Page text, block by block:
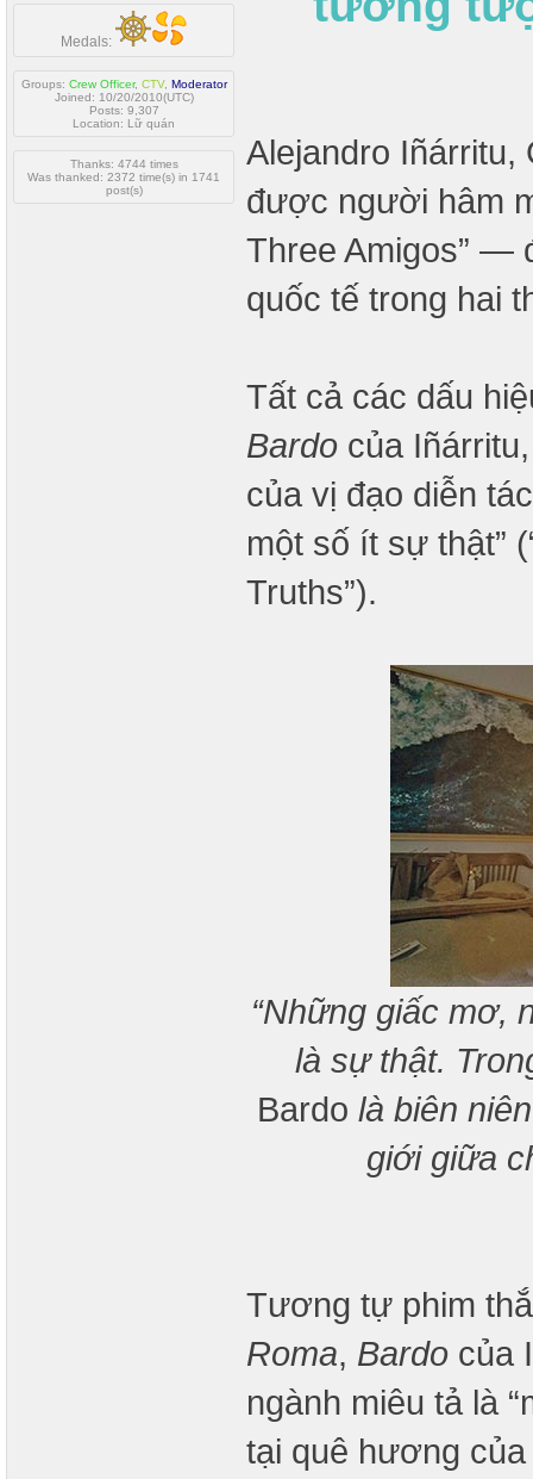
Medals:
Groups: Crew Officer, CTV, Moderator
Joined: 10/20/2010(UTC)
Posts: 9,307
Location: Lữ quán
Thanks: 4744 times
Was thanked: 2372 time(s) in 1741
post(s)
Alejandro
được người hâm
Three Amigos” —
quốc tế trong hai
Tất cả các dấu
Bardo của
của vị đạo diễn
một số ít sự thật”
Truths”).
“Những giấc mơ,
là sự thật.
Bardo là biên
giới giữa
Tương tự phim
Roma, Bardo của
ngành miêu tả là
tại quê hương